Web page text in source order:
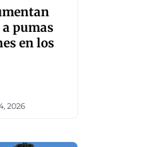
pumas
en los
2026